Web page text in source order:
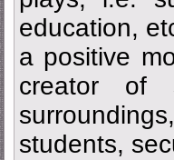
education,
a positive
creator of
students,